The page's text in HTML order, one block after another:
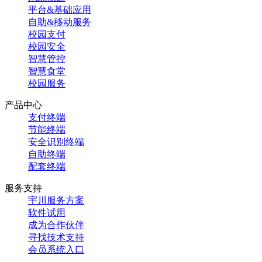
平台&基础应用
自助&移动服务
校园支付
校园安全
智慧管控
智慧食堂
校园服务
产品中心
支付终端
节能终端
安全识别终端
自助终端
配套终端
服务支持
宇川服务方案
软件试用
成为合作伙伴
寻找技术支持
会员系统入口